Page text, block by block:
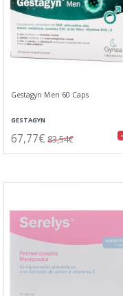
Gestagyn Men 60 Caps
GESTAGYN
67,77€ 83,54€